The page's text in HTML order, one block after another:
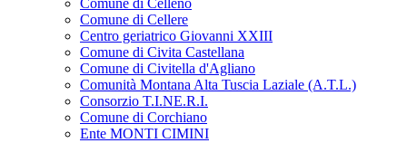
Comune di Cellere
Centro geriatrico Giovanni XXIII
Comune di Civita Castellana
Comune di Civitella d'Agliano
Comunità Montana Alta Tuscia Laziale (A.T.L.)
Consorzio T.I.NE.R.I.
Comune di Corchiano
Ente MONTI CIMINI